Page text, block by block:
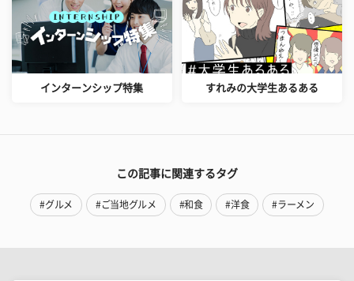
インターンシップ特集 すれみの大学生あるある
この記事に関連するタグ
#グルメ #ご当地グルメ #和食 #洋食 #ラーメン